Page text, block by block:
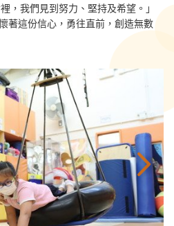
，我們見到努力、堅持及希望。」
著這份信心，勇往直前，創造無數